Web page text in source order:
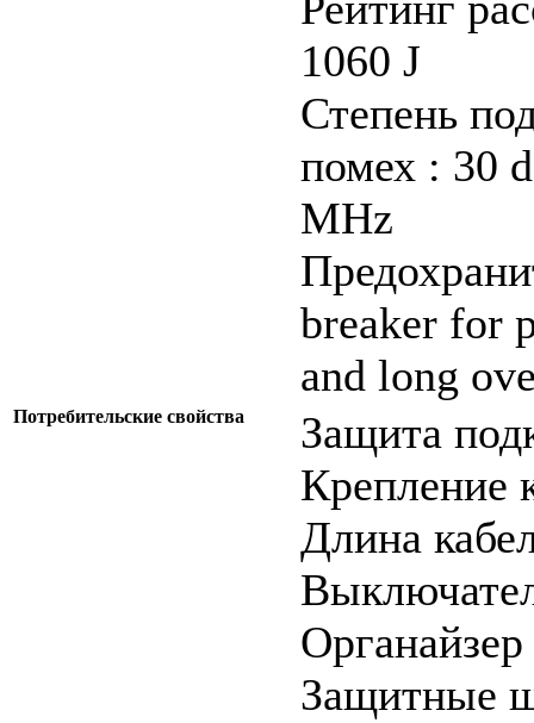
1060 J
Степень
помех : 30
MHz
breaker for
and long
Потребительские свойства
Защита
Крепление
Длина
Защитные